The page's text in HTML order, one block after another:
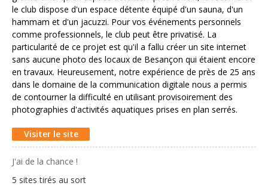
le club dispose d'un espace détente équipé d'un sauna, d'un
hammam et d'un jacuzzi. Pour vos événements personnels
comme professionnels, le club peut être privatisé. La
particularité de ce projet est qu'il a fallu créer un site internet
sans aucune photo des locaux de Besançon qui étaient encore
en travaux. Heureusement, notre expérience de près de 25 ans
dans le domaine de la communication digitale nous a permis
de contourner la difficulté en utilisant provisoirement des
photographies d'activités aquatiques prises en plan serrés.
Visiter le site
J'ai de la chance !
5 sites tirés au sort